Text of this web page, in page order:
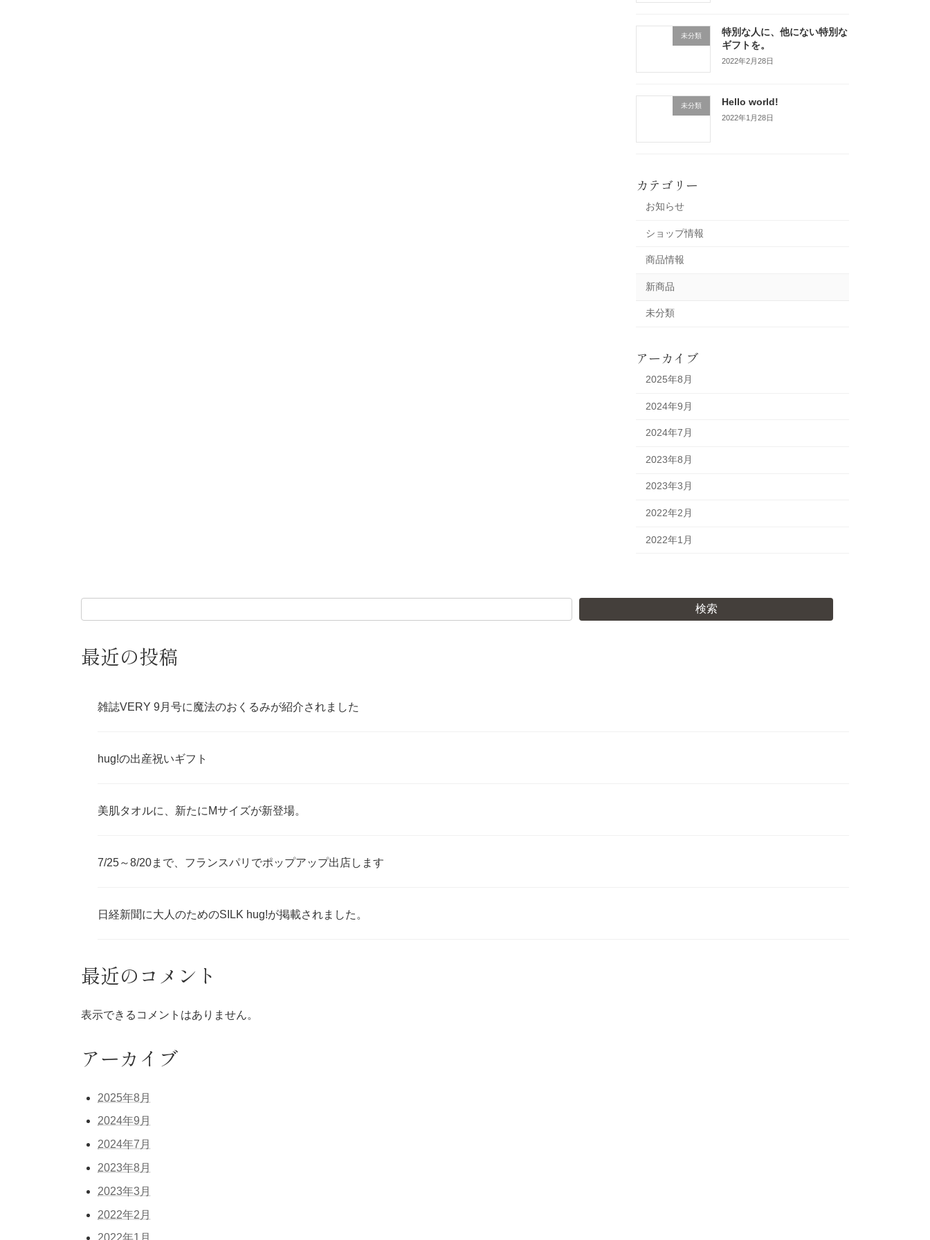
未分類
特別な人に、他にない特別な
ギフトを。
2022年2月28日
未分類 Hello world!
2022年1月28日
カテゴリー
お知らせ
ショップ情報
商品情報
新商品
未分類
アーカイブ
2025年8月
2024年9月
2024年7月
2023年8月
2023年3月
2022年2月
2022年1月
検索
最近の投稿
雑誌VERY 9月号に魔法のおくるみが紹介されました
hug!の出産祝いギフト
美肌タオルに、新たにMサイズが新登場。
7/25～8/20まで、フランスパリでポップアップ出店します
日経新聞に大人のためのSILK hug!が掲載されました。
最近のコメント
表示できるコメントはありません。
アーカイブ
2025年8月
2024年9月
2024年7月
2023年8月
2023年3月
2022年2月